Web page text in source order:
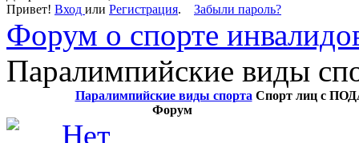
Привет! Вход или Регистрация. Забыли пароль?
Форум о спорте
Паралимпийские виды
Паралимпийские виды спорта Спорт лиц с
Форум